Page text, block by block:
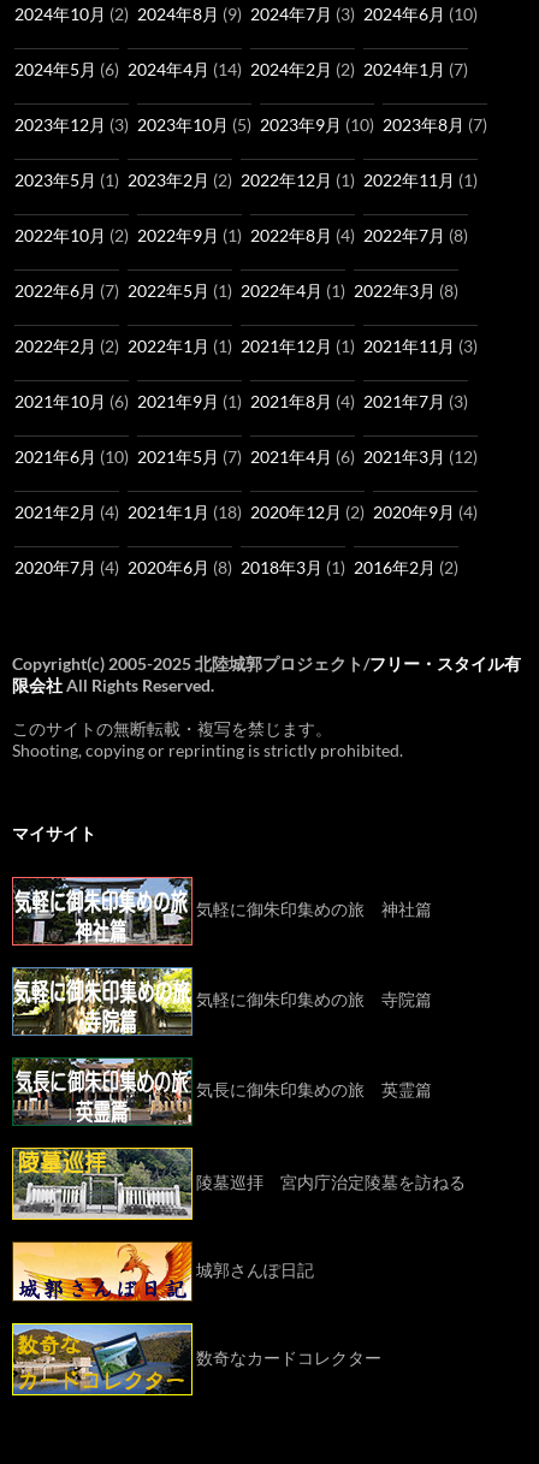
2024年10月 (2) 2024年8月 (9) 2024年7月 (3) 2024年6月 (10)
2024年5月 (6) 2024年4月 (14) 2024年2月 (2) 2024年1月 (7)
2023年12月 (3) 2023年10月 (5) 2023年9月 (10) 2023年8月 (7)
2023年5月 (1) 2023年2月 (2) 2022年12月 (1) 2022年11月 (1)
2022年10月 (2) 2022年9月 (1) 2022年8月 (4) 2022年7月 (8)
2022年6月 (7) 2022年5月 (1) 2022年4月 (1) 2022年3月 (8)
2022年2月 (2) 2022年1月 (1) 2021年12月 (1) 2021年11月 (3)
2021年10月 (6) 2021年9月 (1) 2021年8月 (4) 2021年7月 (3)
2021年6月 (10) 2021年5月 (7) 2021年4月 (6) 2021年3月 (12)
2021年2月 (4) 2021年1月 (18) 2020年12月 (2) 2020年9月 (4)
2020年7月 (4) 2020年6月 (8) 2018年3月 (1) 2016年2月 (2)
Copyright(c) 2005-2025 北陸城郭プロジェクト/フリー・スタイル有
限会社All Rights Reserved.
このサイトの無断転載・複写を禁じます。
Shooting, copying or reprinting is strictly prohibited.
マイサイト
気軽に御朱印集めの旅 神社篇
気軽に御朱印集めの旅 寺院篇
気長に御朱印集めの旅 英霊篇
陵墓巡拝 宮内庁治定陵墓を訪ねる
城郭さんぽ日記
数奇なカードコレクター